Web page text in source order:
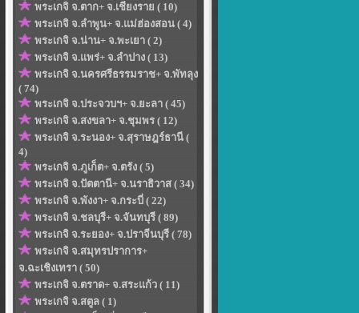
พระเกจิ จ.ตาก+ จ.เชียงราย ( 10)
พระเกจิ จ.ลำพูน+ จ.แม่ฮ่องสอน ( 4)
พระเกจิ จ.น่าน+ จ.พะเยา ( 2)
พระเกจิ จ.แพร่+ จ.ลำปาง ( 13)
พระเกจิ จ.นครศรีธรรมราช+ จ.พัทลุง
( 74)
พระเกจิ จ.ประจวบฯ+ จ.ยะลา ( 45)
พระเกจิ จ.สงขลา+ จ.ชุมพร ( 12)
พระเกจิ จ.ระนอง+ จ.สุราษฎร์ธานี (
4)
พระเกจิ จ.ภูเก็ต+ จ.ตรัง ( 5)
พระเกจิ จ.ปัตตานี+ จ.นราธิวาส ( 34)
พระเกจิ จ.พังงา+ จ.กระบี่ ( 22)
พระเกจิ จ.ชลบุรี+ จ.จันทบุรี ( 89)
พระเกจิ จ.ระยอง+ จ.ปราจีนบุรี ( 78)
พระเกจิ จ.สมุทรปราการ+
จ.ฉะเชิงเทรา ( 50)
พระเกจิ จ.ตราด+ จ.สระแก้ว ( 11)
พระเกจิ จ.สตูล ( 1)